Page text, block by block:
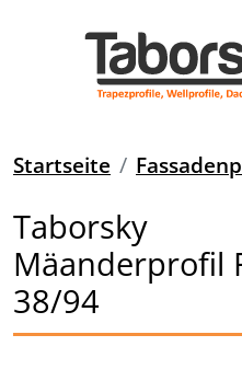
Startseite
Taborsky
Mäanderprofil
38/94